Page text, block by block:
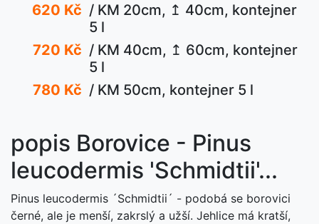
620 Kč / KM 20cm, ↥ 40cm, kontejner
5 l
720 Kč / KM 40cm, ↥ 60cm, kontejner
5 l
780 Kč / KM 50cm, kontejner 5 l
popis Borovice - Pinus
leucodermis 'Schmidtii'...
Pinus leucodermis ´Schmidtii´ - podobá se borovici
černé, ale je menší, zakrslý a užší. Jehlice má kratší,